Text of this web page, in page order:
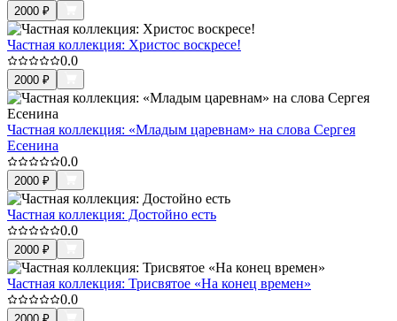
2000 ₽
Частная коллекция: Христос воскресе!
0.0
2000 ₽
Частная коллекция: «Младым царевнам» на слова Сергея
Есенина
0.0
2000 ₽
Частная коллекция: Достойно есть
0.0
2000 ₽
Частная коллекция: Трисвятое «На конец времен»
0.0